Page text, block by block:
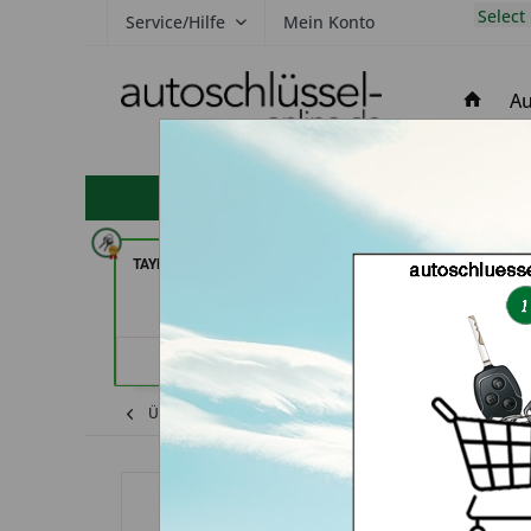
Service/Hilfe Mein Konto Select
hohe Kundenzufriedenheit
TAYFUN 2.0 GmbH (in Nürnberg)
Demuro Schuh &
(in
Übersicht Kia